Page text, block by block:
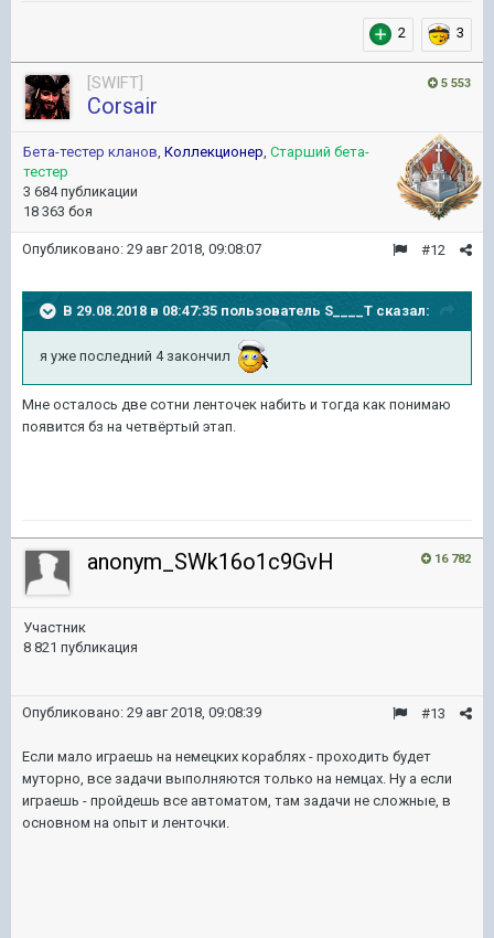
2 3
5 553
[SWIFT]
Corsair
Бета-тестер кланов, Коллекционер, Старший бета-
тестер
3 684 публикации
18 363 боя
#12
Опубликовано: 29 авг 2018, 09:08:07
В 29.08.2018 в 08:47:35 пользователь S____T сказал:
я уже последний 4 закончил
Мне осталось две сотни ленточек набить и тогда как понимаю
появится бз на четвёртый этап.
16 782
anonym_SWk16o1c9GvH
Участник
8 821 публикация
#13
Опубликовано: 29 авг 2018, 09:08:39
Если мало играешь на немецких кораблях - проходить будет
муторно, все задачи выполняются только на немцах. Ну а если
играешь - пройдешь все автоматом, там задачи не сложные, в
основном на опыт и ленточки.